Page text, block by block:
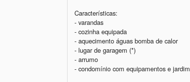
Características:
- varandas
- cozinha equipada
- aquecimento águas bomba de calor
- lugar de garagem (*)
- arrumo
- condomínio com equipamentos e jardim